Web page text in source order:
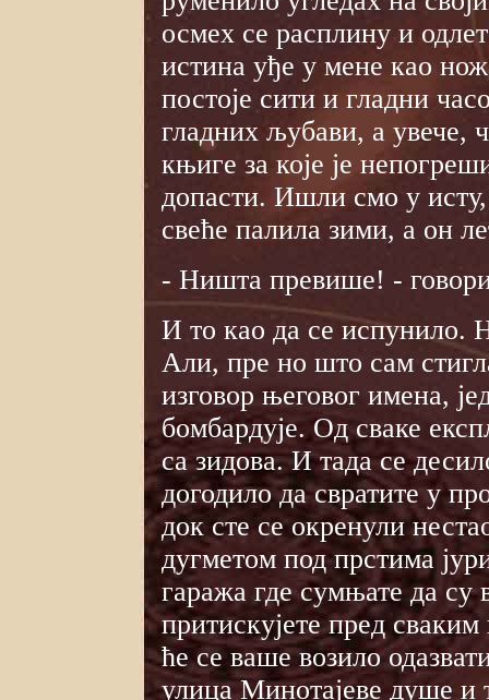
осмех се расплину и
истина уђе у мене као
постоје сити и гладни
гладних љубави, а увече,
књиге за које је
допасти. Ишли смо у
свеће палила зими, а он
- Ништа превише! -
И то као да се испунило.
Али, пре но што сам
изговор његовог имена,
бомбардује. Од сваке
са зидова. И тада се
догодило да свратите у
док сте се окренули
дугметом под прстима
гаража где сумњате да су
притискујете пред
ће се ваше возило
улица Минотајеве душе